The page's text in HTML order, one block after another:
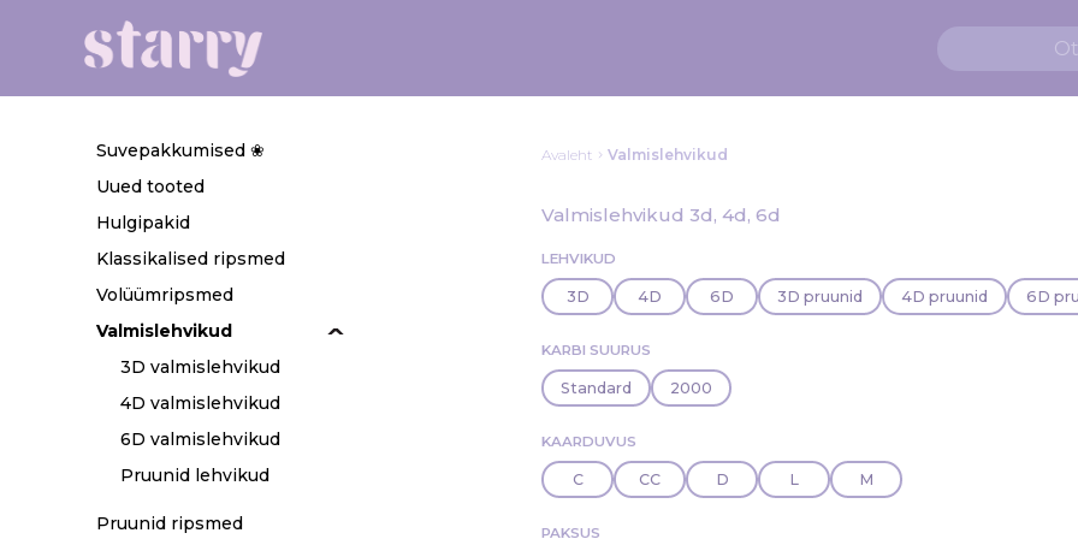
Avaleht Valmislehvikud
Valmislehvikud 3d, 4d, 6d
LEHVIKUD
3D 4D 6D 3D pruunid 4D pruunid 6D
KARBI SUURUS
Standard 2000
KAARDUVUS
C CC D L M
PAKSUS
Suvepakkumised ❀
Uued tooted
Hulgipakid
Klassikalised ripsmed
Volüümripsmed
Valmislehvikud
3D valmislehvikud
4D valmislehvikud
6D valmislehvikud
Pruunid lehvikud
Pruunid ripsmed